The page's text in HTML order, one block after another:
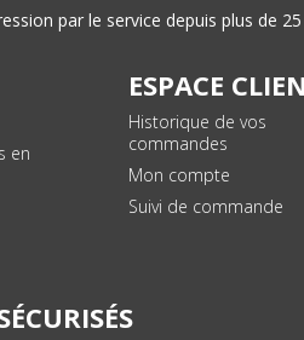
par le service depuis plus de
en
ESPACE
Historique de vos
commandes
Mon compte
Suivi de commande